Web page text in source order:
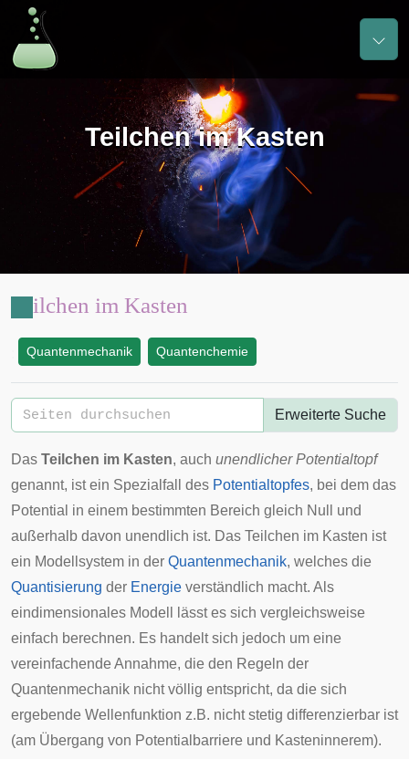
Teilchen im Kasten
Teilchen im Kasten
Quantenmechanik Quantenchemie
Erweiterte Suche
Das Teilchen im Kasten, auch unendlicher Potentialtopf
genannt, ist ein Spezialfall des Potentialtopfes, bei dem das
Potential in einem bestimmten Bereich gleich Null und
außerhalb davon unendlich ist. Das Teilchen im Kasten ist
ein Modellsystem in der Quantenmechanik, welches die
Quantisierung der Energie verständlich macht. Als
eindimensionales Modell lässt es sich vergleichsweise
einfach berechnen. Es handelt sich jedoch um eine
vereinfachende Annahme, die den Regeln der
Quantenmechanik nicht völlig entspricht, da die sich
ergebende Wellenfunktion z.B. nicht stetig differenzierbar ist
(am Übergang von Potentialbarriere und Kasteninnerem).